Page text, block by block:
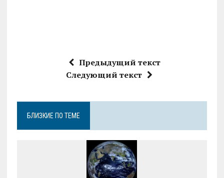
Предыдущий текст
Следующий текст
БЛИЗКИЕ ПО ТЕМЕ